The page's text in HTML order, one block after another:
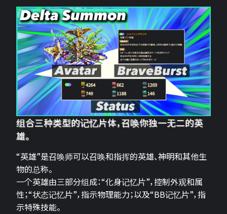
组合三种类型的记忆片体，召唤你独一无二的英
雄。
“英雄”是召唤师可以召唤和指挥的英雄、神明和其他生
物的总称。
一个英雄由三部分组成：“化身记忆片”，控制外观和属
性；“状态记忆片”，指示物理能力；以及“BB记忆片”，指
示特殊技能。